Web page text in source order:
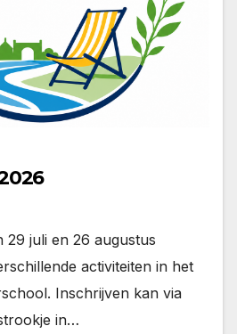
29 juli en 26 augustus
activiteiten in het
Inschrijven kan via
in…